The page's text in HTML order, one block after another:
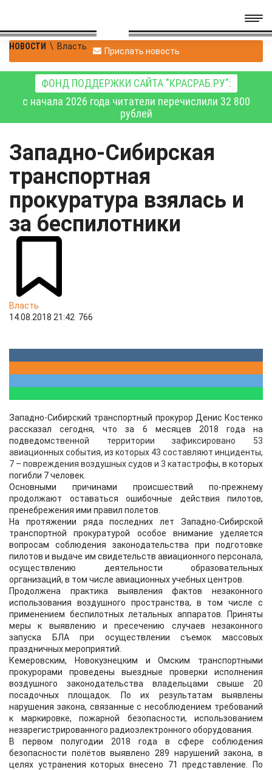
НОВОСТИ \ Власть Прислать новость
ФОНД ПОДДЕРЖКИ САЙТА "КРАСРАБ.РУ":
с начала 2026 года читатели перечислили 32 800
рублей
Западно-Сибирская
транспортная
прокуратура взялась и
за беспилотники
Власть
14.08.2018 21:42 766
Западно-Сибирский транспортный прокурор Денис Костенко
рассказал сегодня, что за 6 месяцев 2018 года на
подведомственной территории зафиксировано 53
авиационных события, из которых 43 составляют инциденты,
7 – повреждения воздушных судов и 3 катастрофы, в которых
погибли 7 человек.
Основными причинами происшествий по-прежнему
продолжают оставаться ошибочные действия пилотов,
пренебрежения ими правил полетов.
На протяжении ряда последних лет Западно-Сибирской
транспортной прокуратурой особое внимание уделяется
вопросам соблюдения законодательства при подготовке
пилотов и выдаче им свидетельств авиационного персонала,
осуществлению деятельности образовательных
организаций, в том числе авиационных учебных центров.
Продолжена практика выявления фактов незаконного
использования воздушного пространства, в том числе с
применением беспилотных летальных аппаратов. Приняты
меры к выявлению и пресечению случаев незаконного
запуска БЛА при осуществлении съемок массовых
праздничных мероприятий.
Кемеровским, Новокузнецким и Омским транспортными
прокурорами проведены выездные проверки исполнения
воздушного законодательства владельцами свыше 20
посадочных площадок. По их результатам выявлены
нарушения закона, связанные с несоблюдением требований
к маркировке, пожарной безопасности, использованием
незарегистрированного радиоэлектронного оборудования.
В первом полугодии 2018 года в сфере соблюдения
безопасности полётов выявлено 289 нарушений закона, в
целях устранения которых внесено 71 представление. По